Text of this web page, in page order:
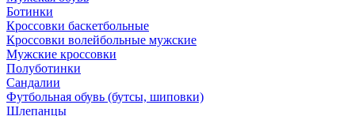
Ботинки
Кроссовки баскетбольные
Кроссовки волейбольные мужские
Мужские кроссовки
Полуботинки
Сандалии
Футбольная обувь (бутсы, шиповки)
Шлепанцы